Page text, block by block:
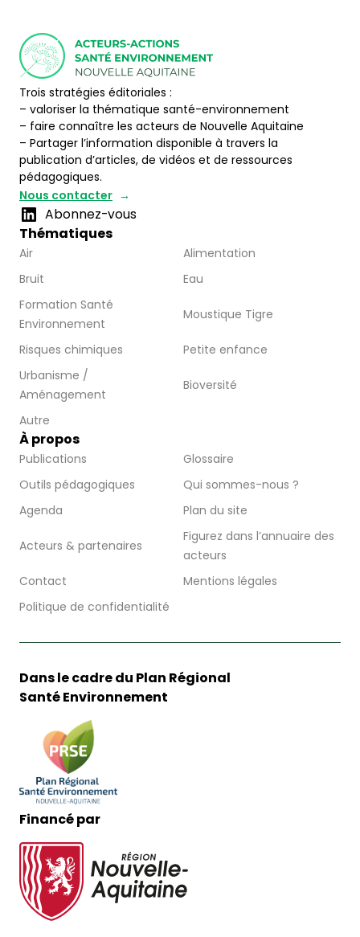
Trois stratégies éditoriales :
– valoriser la thématique santé-environnement
– faire connaître les acteurs de Nouvelle Aquitaine
– Partager l’information disponible à travers la
publication d’articles, de vidéos et de ressources
pédagogiques.
Nous contacter
Abonnez-vous
Thématiques
Air
Alimentation
Bruit
Eau
Formation Santé
Environnement
Moustique Tigre
Risques chimiques
Petite enfance
Urbanisme /
Aménagement
Bioversité
Autre
À propos
Publications
Glossaire
Outils pédagogiques
Qui sommes-nous ?
Agenda
Plan du site
Acteurs & partenaires
Figurez dans l’annuaire des
acteurs
Contact
Mentions légales
Politique de confidentialité
Dans le cadre du Plan Régional
Santé Environnement
Financé par